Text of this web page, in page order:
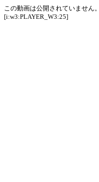
この動画は公開されていません。
[i:w3:PLAYER_W3:25]